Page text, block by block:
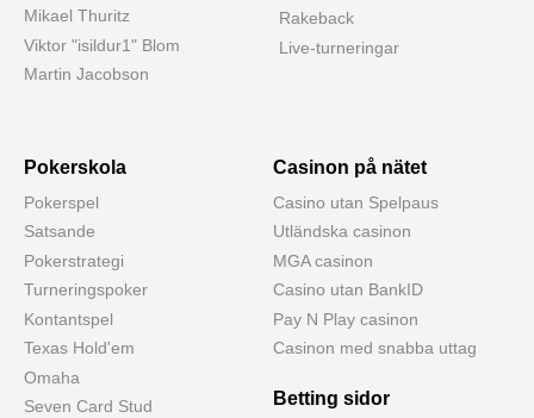
Mikael Thuritz
Viktor "isildur1" Blom
Martin Jacobson
Rakeback
Live-turneringar
Pokerskola
Pokerspel
Satsande
Pokerstrategi
Turneringspoker
Kontantspel
Texas Hold'em
Omaha
Seven Card Stud
Casinon på nätet
Casino utan Spelpaus
Utländska casinon
MGA casinon
Casino utan BankID
Pay N Play casinon
Casinon med snabba uttag
Betting sidor